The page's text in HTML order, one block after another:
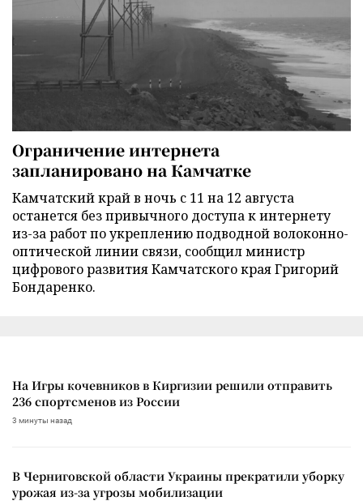
Ограничение интернета
запланировано на Камчатке
Камчатский край в ночь с 11 на 12 августа
останется без привычного доступа к интернету
из-за работ по укреплению подводной волоконно-
оптической линии связи, сообщил министр
цифрового развития Камчатского края Григорий
Бондаренко.
На Игры кочевников в Киргизии решили отправить
236 спортсменов из России
3 минуты назад
В Черниговской области Украины прекратили уборку
урожая из-за угрозы мобилизации